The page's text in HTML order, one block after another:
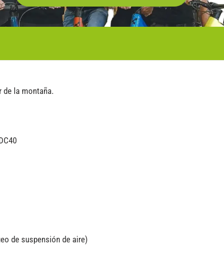
de la montaña.
de suspensión de aire)